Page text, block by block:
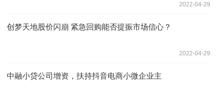
2022-04-29
创梦天地股价闪崩 紧急回购能否提振市场信心？
2022-04-29
中融小贷公司增资，扶持抖音电商小微企业主